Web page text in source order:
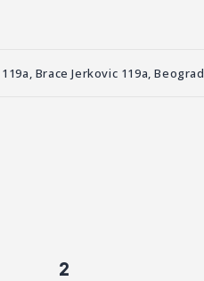
119a, Brace Jerkovic 119a, Beograd
2